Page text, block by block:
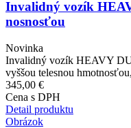
Invalidný vozík
nosnosťou
Novinka
Invalidný vozík HEAVY
vyššou telesnou
345,00 €
Cena s DPH
Detail produktu
Obrázok